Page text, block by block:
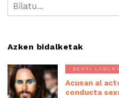
Azken bidalketak
BERRI
Acusan al
conducta